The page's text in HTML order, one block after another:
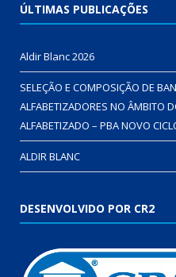
ÚLTIMAS PUBLICAÇÕES
Aldir Blanc 2026
SELEÇÃO E COMPOSIÇÃO DE
ALFABETIZADORES NO ÂMBITO
ALFABETIZADO – PBA NOVO
ALDIR BLANC
DESENVOLVIDO POR CR2